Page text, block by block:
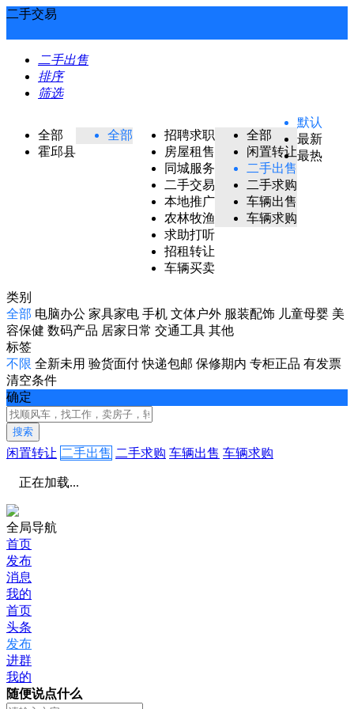
二手交易
二手出售
排序
筛选
全部
霍邱县
全部
招聘求职
房屋租售
同城服务
二手交易
本地推广
农林牧渔
求助打听
招租转让
车辆买卖
全部
闲置转让
二手出售
二手求购
车辆出售
车辆求购
默认
最新
最热
类别
全部 电脑办公 家具家电 手机 文体户外 服装配饰 儿童母婴 美
容保健 数码产品 居家日常 交通工具 其他
标签
不限 全新未用 验货面付 快递包邮 保修期内 专柜正品 有发票
清空条件
确定
搜索
闲置转让 二手出售 二手求购 车辆出售 车辆求购
正在加载...
全局导航
首页
发布
消息
我的
首页
头条
发布
进群
我的
随便说点什么